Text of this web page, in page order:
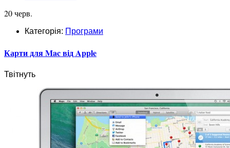
20 черв.
Категорія: Програми
Карти для Mac від Apple
Твітнуть